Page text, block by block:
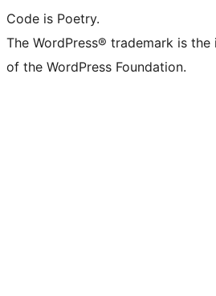
Code is Poetry.
The WordPress® trademark is
of the WordPress Foundation.